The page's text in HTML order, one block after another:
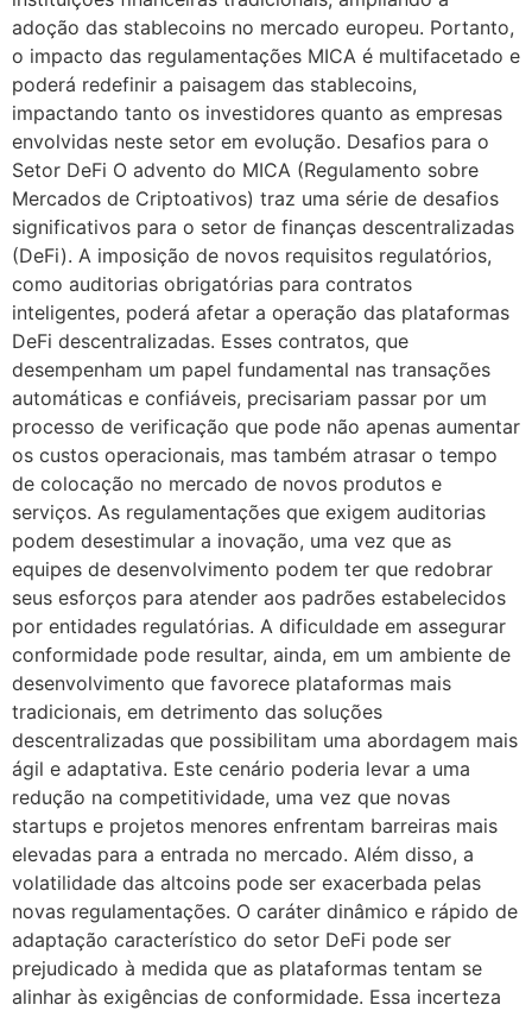
adoção das stablecoins no mercado europeu. Portanto,
o impacto das regulamentações MICA é multifacetado e
poderá redefinir a paisagem das stablecoins,
impactando tanto os investidores quanto as empresas
envolvidas neste setor em evolução. Desafios para o
Setor DeFi O advento do MICA (Regulamento sobre
Mercados de Criptoativos) traz uma série de desafios
significativos para o setor de finanças descentralizadas
(DeFi). A imposição de novos requisitos regulatórios,
como auditorias obrigatórias para contratos
inteligentes, poderá afetar a operação das plataformas
DeFi descentralizadas. Esses contratos, que
desempenham um papel fundamental nas transações
automáticas e confiáveis, precisariam passar por um
processo de verificação que pode não apenas aumentar
os custos operacionais, mas também atrasar o tempo
de colocação no mercado de novos produtos e
serviços. As regulamentações que exigem auditorias
podem desestimular a inovação, uma vez que as
equipes de desenvolvimento podem ter que redobrar
seus esforços para atender aos padrões estabelecidos
por entidades regulatórias. A dificuldade em assegurar
conformidade pode resultar, ainda, em um ambiente de
desenvolvimento que favorece plataformas mais
tradicionais, em detrimento das soluções
descentralizadas que possibilitam uma abordagem mais
ágil e adaptativa. Este cenário poderia levar a uma
redução na competitividade, uma vez que novas
startups e projetos menores enfrentam barreiras mais
elevadas para a entrada no mercado. Além disso, a
volatilidade das altcoins pode ser exacerbada pelas
novas regulamentações. O caráter dinâmico e rápido de
adaptação característico do setor DeFi pode ser
prejudicado à medida que as plataformas tentam se
alinhar às exigências de conformidade. Essa incerteza